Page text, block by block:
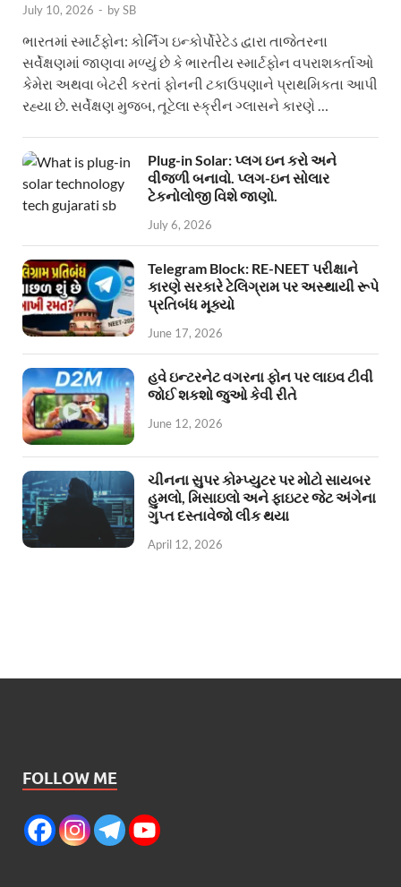
July 10, 2026 - bySB
ભારતમાં સ્માર્ટફોન: કોર્નિંગ ઇન્કોર્પોરેટેડ દ્વારા તાજેતરના
સર્વેક્ષણમાં જાણવા મળ્યું છે કે ભારતીય સ્માર્ટફોન વપરાશકર્તાઓ
કેમેરા અથવા બેટરી કરતાં ફોનની ટકાઉપણાને પ્રાથમિકતા આપી
રહ્યા છે. સર્વેક્ષણ મુજબ, તૂટેલા સ્ક્રીન ગ્લાસને કારણે …
Plug-in Solar: પ્લગ ઇન કરો અને
વીજળી બનાવો. પ્લગ-ઇન સોલાર
ટેકનોલોજી વિશે જાણો.
July 6, 2026
Telegram Block: RE-NEET પરીક્ષાને
કારણે સરકારે ટેલિગ્રામ પર અસ્થાયી રૂપે
પ્રતિબંધ મૂક્યો
June 17, 2026
હવે ઇન્ટરનેટ વગરના ફોન પર લાઇવ ટીવી
જોઈ શકશો જુઓ કેવી રીતે
June 12, 2026
ચીનના સુપર કોમ્પ્યુટર પર મોટો સાયબર
હુમલો, મિસાઇલો અને ફાઇટર જેટ અંગેના
ગુપ્ત દસ્તાવેજો લીક થયા
April 12, 2026
FOLLOW ME